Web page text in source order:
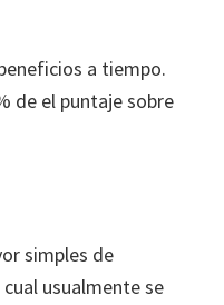
a tiempo.
de el puntaje sobre
simples de
usualmente se